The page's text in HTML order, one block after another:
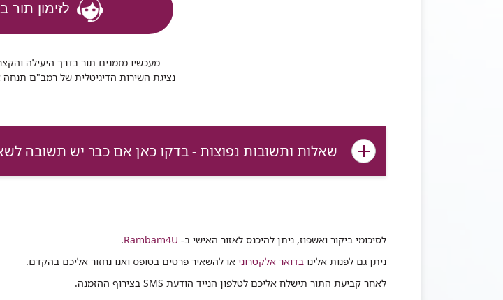
לזימון תור
מעכשיו מזמנים תור בדרך היעילה
נציגת השירות הדיגיטלית של רמב"ם
שאלות ותשובות נפוצות - בדקו כאן אם כבר יש תשובה לשאלתכם
לסיכומי ביקור ואשפוז, ניתן להיכנס לאזור האישי ב- Rambam4U
.
ניתן גם לפנות אלינו בדואר אלקטרוני או להשאיר פרטים בטופס ואנו נחזור אליכם בהקדם.
לאחר קביעת התור תישלח אליכם לטלפון הנייד הודעת SMS בצירוף ההזמנה.